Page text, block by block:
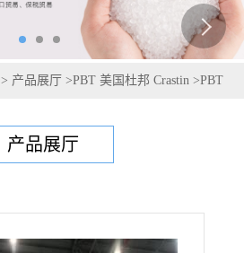
> 产品展厅 >PBT 美国杜邦 Crastin >PBT
产品展厅